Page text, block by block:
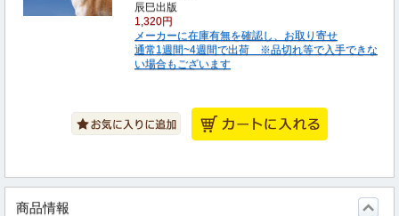
辰巳出版
1,320円
メーカーに在庫有無を確認し、お取り寄せ
通常1週間~4週間で出荷 ※品切れ等で入手できな
い場合もございます
商品情報